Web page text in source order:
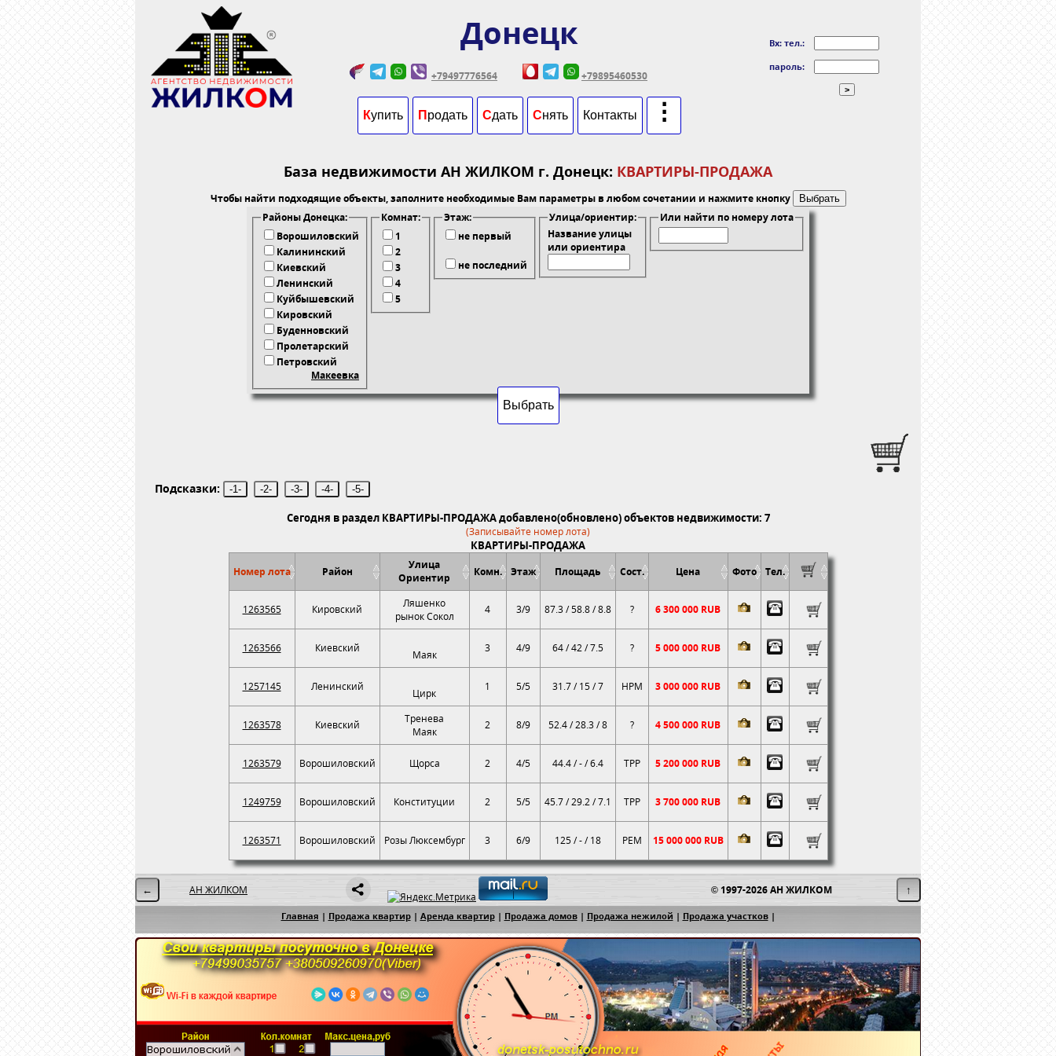
Вх: тел.:
пароль:
Донецк
+79497776564 +79895460530
Купить П родать Сдать Снять Контакты ⋮
База недвижимости АН ЖИЛКОМ г. Донецк: КВАРТИРЫ-ПРОДАЖА
Чтобы найти подходящие объекты, заполните необходимые Вам параметры в любом сочетании и нажмите кнопку
Районы Донецка:
Ворошиловский
Калининский
Киевский
Ленинский
Куйбышевский
Кировский
Буденновский
Пролетарский
Петровский
Макеевка
Комнат:
1
2
3
4
5
Этаж:
не первый
не последний
Улицa/ориентир:
Название улицы
или ориентира
Или найти по номеру лота
Подсказки: -1- -2- -3- -4- -5-
Сегодня в раздел КВАРТИРЫ-ПРОДАЖА добавлено(обновлено) объектов недвижимости: 7
(Записывайте номер лота)
КВАРТИРЫ-ПРОДАЖА
Номер лота Район
Улица
Ориентир
Комн. Этаж Площадь Сост. Цена Фото Тел.
1263565 Кировский
Ляшенко
рынок Сокол
4 3/9 87.3 / 58.8 / 8.8 ? 6 300 000 RUB
1263566 Киевский
Маяк
3 4/9 64 / 42 / 7.5 ? 5 000 000 RUB
1257145 Ленинский
Цирк
1 5/5 31.7 / 15 / 7 НРМ 3 000 000 RUB
1263578 Киевский
Тренева
Маяк
2 8/9 52.4 / 28.3 / 8 ? 4 500 000 RUB
1263579 Ворошиловский Щорса 2 4/5 44.4 / - / 6.4 ТРР 5 200 000 RUB
1249759 Ворошиловский Конституции 2 5/5 45.7 / 29.2 / 7.1 ТРР 3 700 000 RUB
1263571 Ворошиловский Розы Люксембург 3 6/9 125 / - / 18 РЕМ 15 000 000 RUB
← АН ЖИЛКОМ © 1997-2026АН ЖИЛКОМ ↑
Главная | Продажа квартир| Аренда квартир| Продажа домов| Продажа нежилой | Продажа участков|